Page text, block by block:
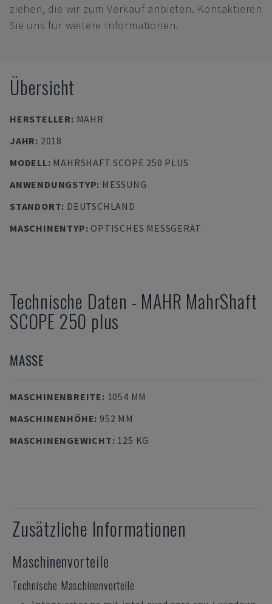
ziehen, die wir zum Verkauf anbieten. Kontaktieren
Sie uns für weitere Informationen.
Übersicht
HERSTELLER: MAHR
JAHR: 2018
MODELL: MAHRSHAFT SCOPE 250 PLUS
ANWENDUNGSTYP: MESSUNG
STANDORT: DEUTSCHLAND
MASCHINENTYP: OPTISCHES MESSGERÄT
Technische Daten - MAHR MahrShaft
SCOPE 250 plus
MASSE
MASCHINENBREITE: 1054 MM
MASCHINENHÖHE: 952 MM
MASCHINENGEWICHT: 125 KG
Zusätzliche Informationen
Maschinenvorteile
Technische Maschinenvorteile